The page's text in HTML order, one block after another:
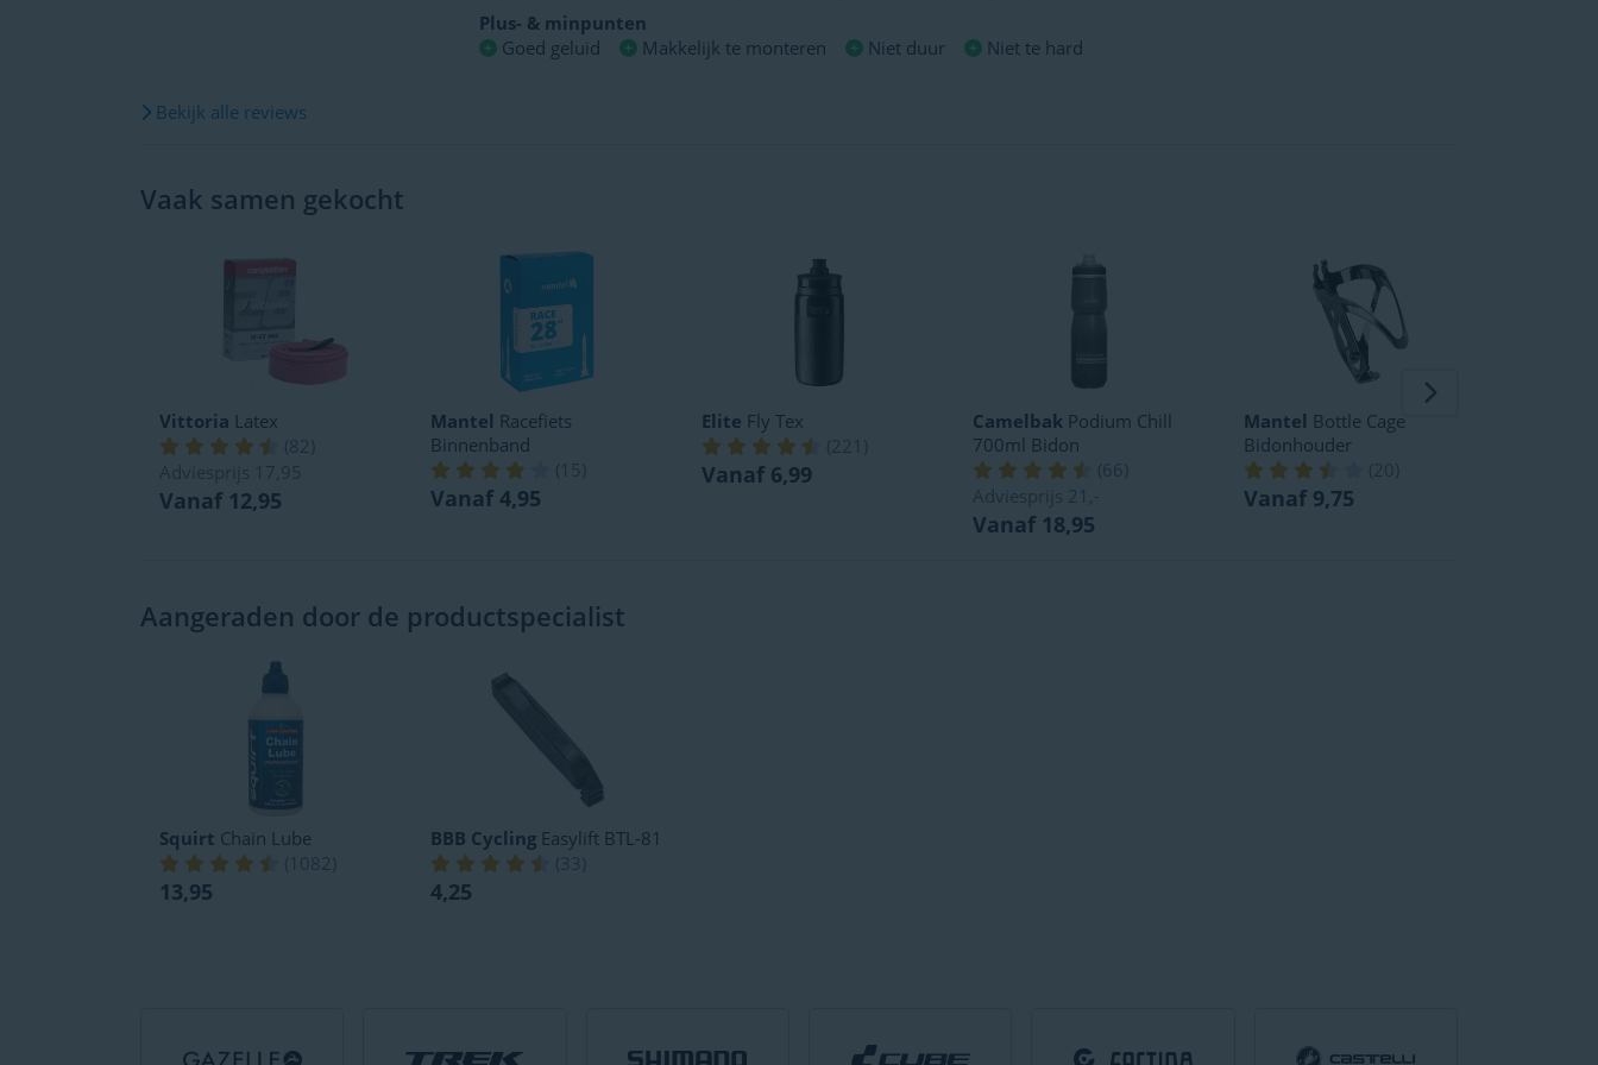
Plus- & minpunten
Goed geluid
Makkelijk te monteren Niet duur Niet te hard
Bekijk alle reviews
Vaak samen gekocht
Vittoria Latex
(82
Adviesprijs
17,95
Vanaf 12,95
Mantel Racefiets
Binnenband
( 15
Vanaf 4,95
Elite Fly Tex
(221
Vanaf 6,99
Camelbak Podium Chill
700ml Bidon
(66
Adviesprijs 21,-
Vanaf 18,95
Mantel Bottle Cage
Bidonhouder
(20
Vanaf 9,75
Aangeraden door de productspecialist
Squirt Chain Lube
( 1082
13,95
BBB Cycling Easylift BTL-81
( 33
4,25